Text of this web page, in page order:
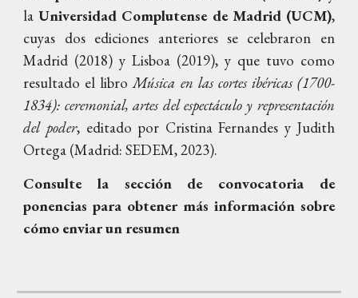
la Universidad Complutense de Madrid (UCM),
cuyas dos ediciones anteriores se celebraron en
Madrid (2018) y Lisboa (2019), y que tuvo como
resultado el libroMúsica en las cortes ibéricas (1700-
1834): ceremonial, artes del espectáculo y representación
del poder, editado por Cristina Fernandes yJudith
Ortega (Madrid: SEDEM, 2023).
Consulte la sección de convocatoria de
ponencias para obtener más información sobre
cómo enviar un resumen